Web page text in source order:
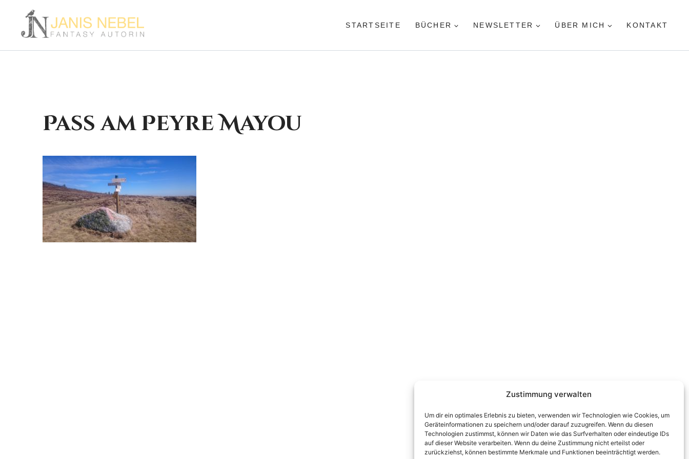
Zustimmung verwalten
Um dir ein optimales Erlebnis zu bieten, verwenden wir Technologien wie Cookies, um
Geräteinformationen zu speichern und/oder darauf zuzugreifen. Wenn du diesen
Technologien zustimmst, können wir Daten wie das Surfverhalten oder eindeutige IDs
auf dieser Website verarbeiten. Wenn du deine Zustimmung nicht erteilst oder
zurückziehst, können bestimmte Merkmale und Funktionen beeinträchtigt werden.
springen
STARTSEITE BÜCHER NEWSLETTER ÜBER MICH KONTAKT
Pass am Peyre Mayou